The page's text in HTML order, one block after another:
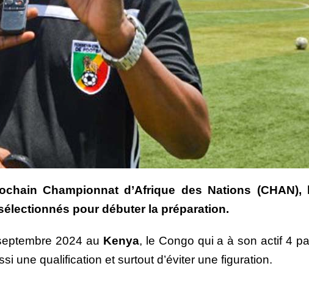
Championnat d’Afrique des Nations (CHAN),
pour débuter la préparation.
2024 au Kenya, le Congo qui a à son actif 4
une qualification et surtout d’éviter une figuration.